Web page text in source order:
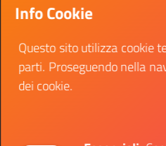
Info Cookie
Questo sito utilizza cookie
parti. Proseguendo nella
dei cookie.